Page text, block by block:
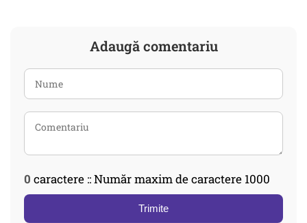
Adaugă comentariu
0 caractere :: Număr maxim de caractere 1000
Trimite